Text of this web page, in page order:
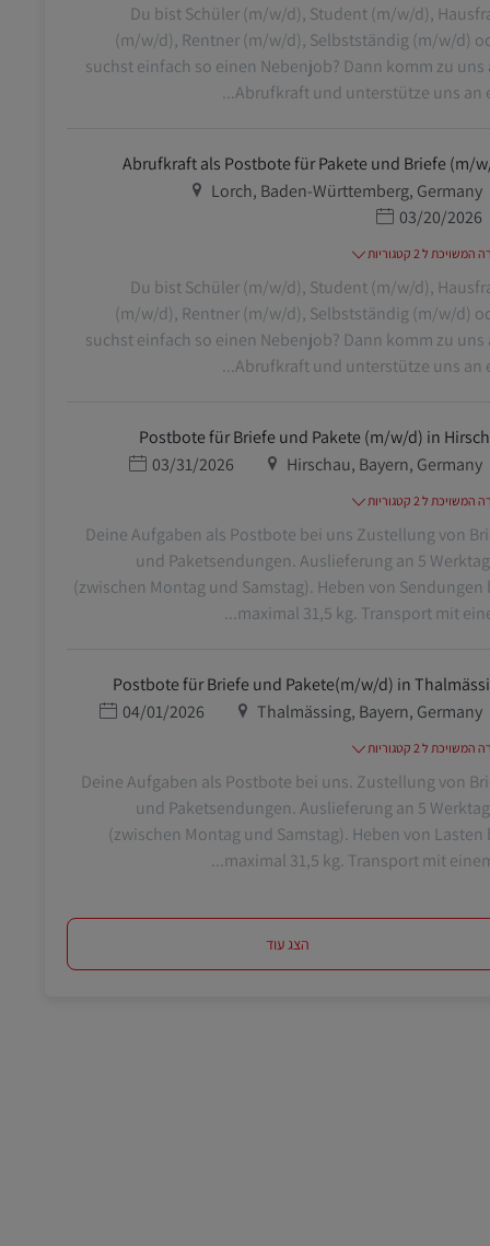
Du bist Schüler (m/w/d), Student (m/w/d),
(m/w/d), Rentner (m/w/d), Selbstständig (m/w/d)
suchst einfach so einen Nebenjob? Dann komm zu uns
Abrufkraft und unterstütze uns an
Abrufkraft als Postbote für Pakete und Briefe (m/
מיקום
Lorch, Baden-Württemberg, Germany
תאריך פרסום
03/20/2026
ל 2 קטגוריות
Du bist Schüler (m/w/d), Student (m/w/d),
(m/w/d), Rentner (m/w/d), Selbstständig (m/w/d)
suchst einfach so einen Nebenjob? Dann komm zu uns
Abrufkraft und unterstütze uns an
Postbote für Briefe und Pakete (m/w/d) in
מיקום
Hirschau, Bayern, Germany תאריך פרסום
03/31/2026
ל 2 קטגוריות
Deine Aufgaben als Postbote bei uns Zustellung von
und Paketsendungen. Auslieferung an 5
(zwischen Montag und Samstag). Heben von Sendungen
maximal 31,5 kg. Transport mit
Postbote für Briefe und Pakete(m/w/d) in
מיקום
Thalmässing, Bayern, Germany תאריך פרסום
04/01/2026
ל 2 קטגוריות
Deine Aufgaben als Postbote bei uns. Zustellung von
und Paketsendungen. Auslieferung an 5
(zwischen Montag und Samstag). Heben von Lasten
maximal 31,5 kg. Transport mit einem
הצג עוד